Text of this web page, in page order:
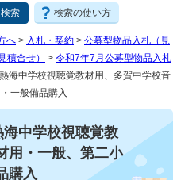
検索の使い方
へ > 入札・契約 > 公募型物品入札（見
積合せ） > 令和7年7月公募型物品入札
海中学校視聴覚教材用、多賀中学校音
一般備品購入
中学校視聴覚教
用・一般、第二小
購入